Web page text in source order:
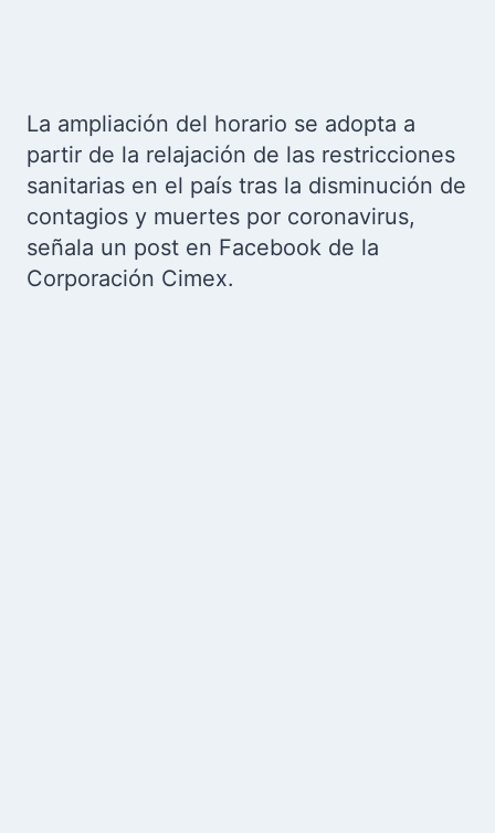
La ampliación del horario se adopta a
partir de la relajación de las restricciones
sanitarias en el país tras la disminución de
contagios y muertes por coronavirus,
señala un post en Facebook de la
Corporación Cimex.